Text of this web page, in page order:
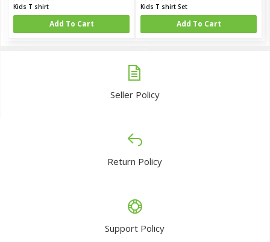
Kids T shirt
Add To Cart
Kids T shirt Set
Add To Cart
Seller Policy
Return Policy
Support Policy